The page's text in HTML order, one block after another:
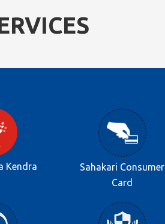
Kendra
Sahakari Consumer
Card